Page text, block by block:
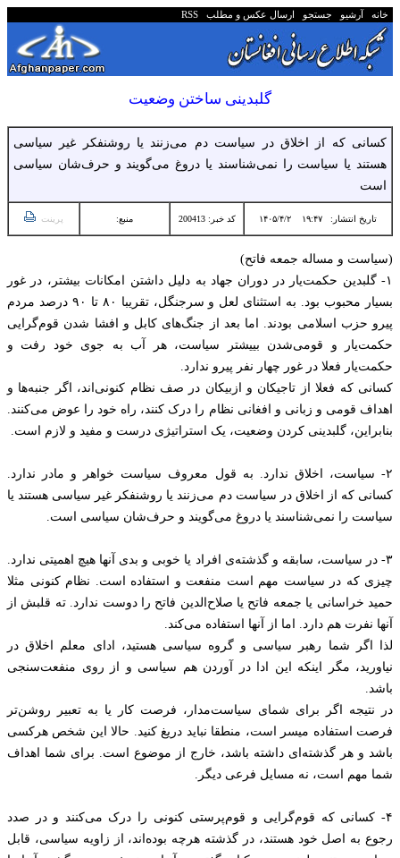
خانه آرشیو جستجو ارسال عکس و مطلب RSS
گلبدینی ساختن وضعیت
کسانی که از اخلاق در سیاست دم می‌زنند یا روشنفکر غیر سیاسی
هستند یا سیاست را نمی‌شناسند یا دروغ می‌گویند و حرف‌شان سیاسی
است
تاریخ انتشار: ۱۹:۴۷ ۱۴۰۵/۴/۲ کد خبر: 200413 منبع: پرینت
(سیاست و مساله جمعه فاتح)
۱- گلبدین حکمت‌یار در دوران جهاد به دلیل داشتن امکانات بیشتر، در غور
بسیار محبوب بود. به استثنای لعل و سرجنگل، تقریبا ۸۰ تا ۹۰ درصد مردم
پیرو حزب اسلامی بودند. اما بعد از جنگ‌های کابل و افشا شدن قوم‌گرایی
حکمت‌یار و قومی‌شدن بییشتر سیاست، هر آب به جوی خود رفت و
حکمت‌یار فعلا در غور چهار نفر پیرو ندارد.
کسانی که فعلا از تاجیکان و ازبیکان در صف نظام کنونی‌اند، اگر جنبه‌ها و
اهداف قومی و زبانی و افغانی نظام را درک کنند، راه خود را عوض می‌کنند.
بنابراین، گلبدینی کردن وضعیت، یک استراتیژی درست و مفید و لازم است.
۲- سیاست، اخلاق ندارد. به قول معروف سیاست خواهر و مادر ندارد.
کسانی که از اخلاق در سیاست دم می‌زنند یا روشنفکر غیر سیاسی هستند یا
سیاست را نمی‌شناسند یا دروغ می‌گویند و حرف‌شان سیاسی است.
۳- در سیاست، سابقه و گذشته‌ی افراد یا خوبی و بدی آنها هیچ اهمیتی ندارد.
چیزی که در سیاست مهم است منفعت و استفاده است. نظام کنونی مثلا
حمید خراسانی یا جمعه فاتح یا صلاح‌الدین فاتح را دوست ندارد. ته قلبش از
آنها نفرت هم دارد. اما از آنها استفاده می‌کند.
لذا اگر شما رهبر سیاسی و گروه سیاسی هستید، ادای معلم اخلاق در
نیاورید، مگر اینکه این ادا در آوردن هم سیاسی و از روی منفعت‌سنجی
باشد.
در نتیجه اگر برای شمای سیاست‌مدار، فرصت کار یا به تعبیر روشن‌تر
فرصت استفاده میسر است، منطقا نباید دریغ کنید. حالا این شخص هرکسی
باشد و هر گذشته‌ای داشته باشد، خارج از موضوع است. برای شما اهداف
شما مهم است، نه مسایل فرعی دیگر.
۴- کسانی که قوم‌گرایی و قوم‌پرستی کنونی را درک می‌کنند و در صدد
رجوع به اصل خود هستند، در گذشته هرچه بوده‌اند، از زاویه سیاسی، قابل